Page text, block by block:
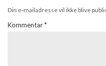
Din e-mailadresse vil ikke blive
Kommentar*